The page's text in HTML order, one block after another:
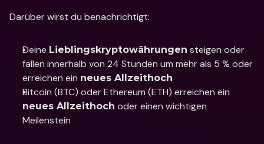
Darüber wirst du benachrichtigt:
Deine Lieblingskryptowährungen steigen oder
fallen innerhalb von 24 Stunden um mehr als 5 % oder
erreichen ein neues Allzeithoch
neues Allzeithoch oder einen wichtigen
Meilenstein